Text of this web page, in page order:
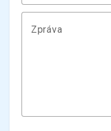
Zpráva